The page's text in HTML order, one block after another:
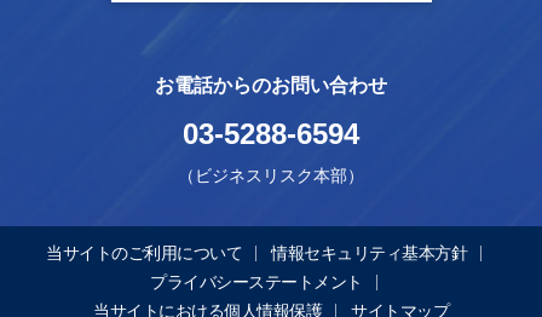
お電話からのお問い合わせ
03-5288-6594
（ビジネスリスク本部）
当サイトのご利用について
情報セキュリティ基本方針
プライバシーステートメント
当サイトにおける個人情報保護
サイトマップ